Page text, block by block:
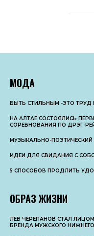
МОДА
БЫТЬ СТИЛЬНЫМ -ЭТО ТРУД
НА АЛТАЕ СОСТОЯЛИСЬ
СОРЕВНОВАНИЯ ПО ДРЭГ-
МУЗЫКАЛЬНО-ПОЭТИЧЕСКИЙ
ИДЕИ ДЛЯ СВИДАНИЯ С
5 СПОСОБОВ ПРОДЛИТЬ
ОБРАЗ ЖИЗНИ
ЛЕВ ЧЕРЕПАНОВ СТАЛ
БРЕНДА МУЖСКОГО